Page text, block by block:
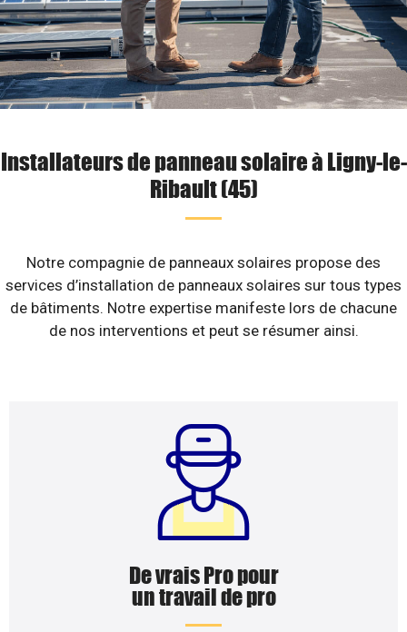
Installateurs de panneau solaire à Ligny-le-
Ribault (45)
Notre compagnie de panneaux solaires propose des
services d’installation de panneaux solaires sur tous types
de bâtiments. Notre expertise manifeste lors de chacune
de nos interventions et peut se résumer ainsi.
De vrais Pro pour
un travail de pro